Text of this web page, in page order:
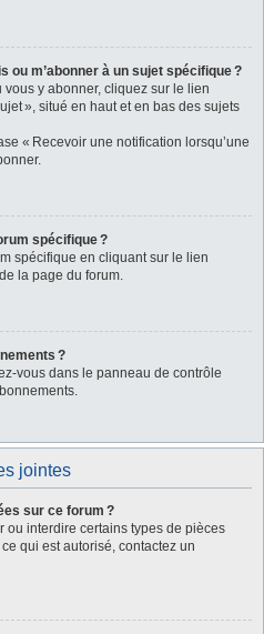
ou m’abonner à un sujet spécifique ?
y abonner, cliquez sur le lien
», situé en haut et en bas des sujets
« Recevoir une notification lorsqu’une
spécifique ?
spécifique en cliquant sur le lien
la page du forum.
?
vous dans le panneau de contrôle
jointes
sur ce forum ?
ou interdire certains types de pièces
qui est autorisé, contactez un